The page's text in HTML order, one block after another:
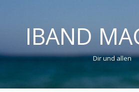
IBAND
Dir und allen